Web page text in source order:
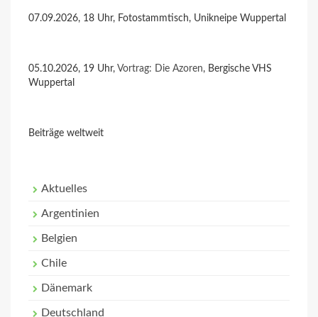
07.09.2026, 18 Uhr, Fotostammtisch, Unikneipe Wuppertal
05.10.2026, 19 Uhr, Vortrag: Die Azoren, Bergische VHS
Wuppertal
Beiträge weltweit
Aktuelles
Argentinien
Belgien
Chile
Dänemark
Deutschland